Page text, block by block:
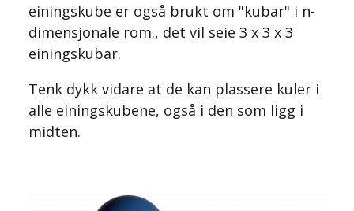
einingskube er også brukt om "kubar" i n-
dimensjonale rom., det vil seie 3 x 3 x 3
einingskubar.
Tenk dykk vidare at de kan plassere kuler i
alle einingskubene, også i den som ligg i
midten.